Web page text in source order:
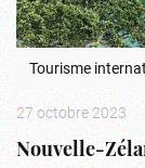
Tourisme
27 octobre 2023
Nouvelle-